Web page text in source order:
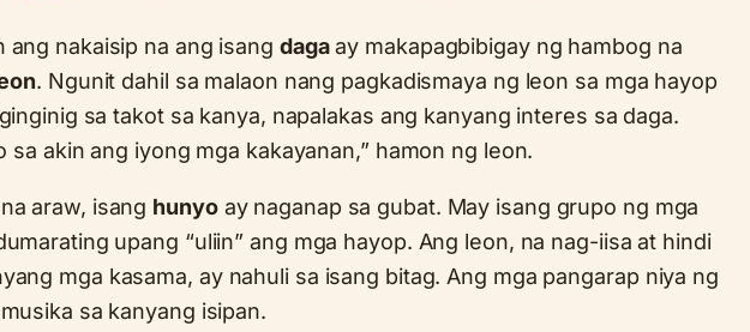
ang nakaisip na ang isang dagaay makapagbibigay ng hambog na
. Ngunit dahil sa malaon nang pagkadismaya ng leon sa mga hayop
sa takot sa kanya, napalakas ang kanyang interes sa daga.
sa akin ang iyong mga kakayanan,” hamon ng leon.
araw, isang hunyoay naganap sa gubat. May isang grupo ng mga
upang “uliin” ang mga hayop. Ang leon, na nag-iisa at hindi
mga kasama, ay nahuli sa isang bitag. Ang mga pangarap niya ng
sa kanyang isipan.